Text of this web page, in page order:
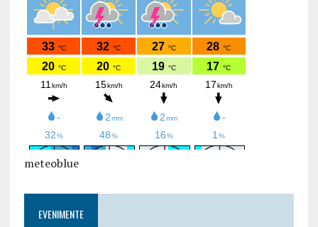
meteoblue
EVENIMENTE